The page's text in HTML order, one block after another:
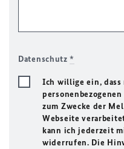
Datenschutz*
Ich willige ein, dass
zum Zwecke der
Webseite
kann ich jederzeit
widerrufen. Die